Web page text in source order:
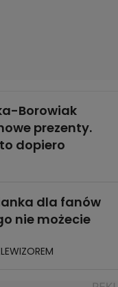
Borowiak
prezenty.
dopiero
dla fanów
nie możecie